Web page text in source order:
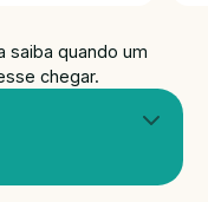
saiba quando um
chegar.